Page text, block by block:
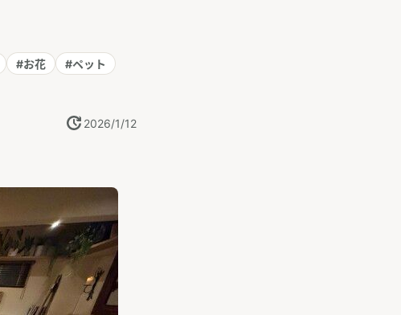
#お花
#ペット
2026/1/12